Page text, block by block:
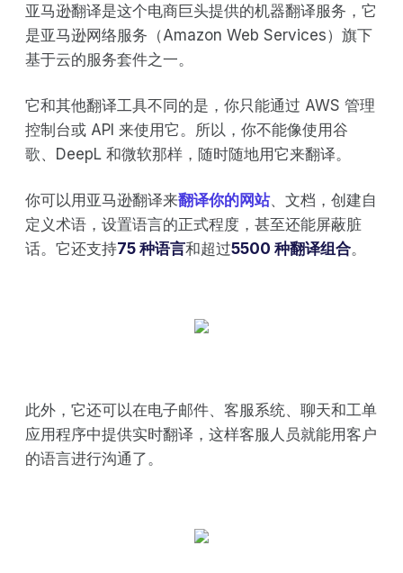
亚马逊翻译是这个电商巨头提供的机器翻译服务，它
是亚马逊网络服务（Amazon Web Services）旗下
基于云的服务套件之一。
它和其他翻译工具不同的是，你只能通过 AWS 管理
控制台或 API 来使用它。所以，你不能像使用谷
歌、DeepL 和微软那样，随时随地用它来翻译。
你可以用亚马逊翻译来翻译你的网站、文档，创建自
定义术语，设置语言的正式程度，甚至还能屏蔽脏
话。它还支持75 种语言和超过5500 种翻译组合。
此外，它还可以在电子邮件、客服系统、聊天和工单
应用程序中提供实时翻译，这样客服人员就能用客户
的语言进行沟通了。